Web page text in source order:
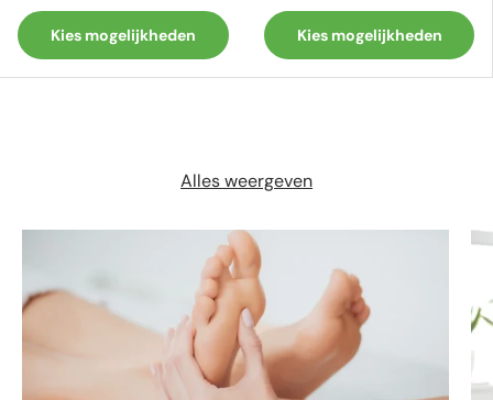
Kies mogelijkheden Kies mogelijkheden
Alles weergeven